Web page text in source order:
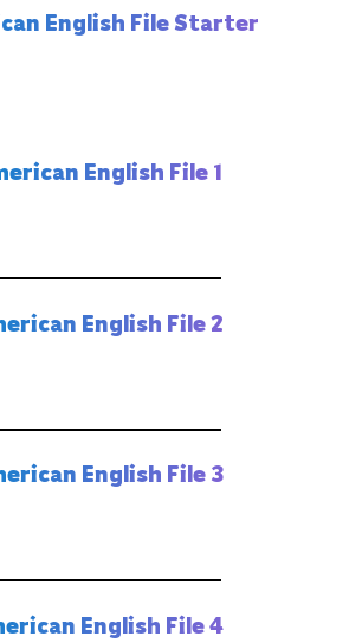
English File Starter
English File 1
English File 2
English File 3
English File 4